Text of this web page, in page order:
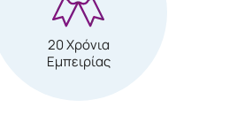
20 Χρόνια
Εμπειρίας